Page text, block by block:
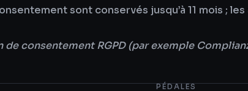
sont conservés jusqu’à 11 mois ;
de consentement RGPD (par exemple
PÉDALES